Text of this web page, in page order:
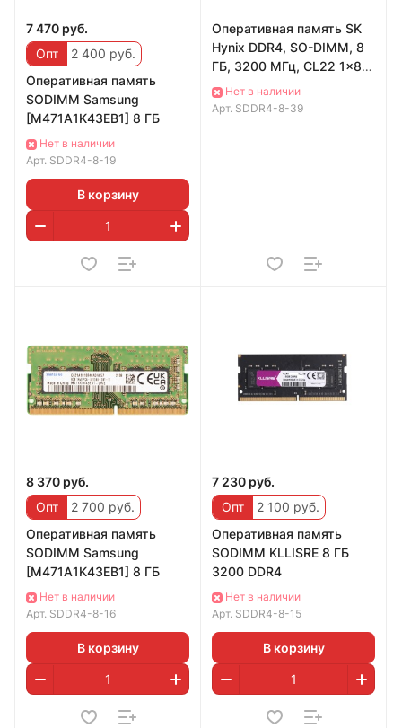
7 470 руб.
Опт
2 400 руб.
Оперативная память
SODIMM Samsung
[M471A1K43EB1] 8 ГБ
Нет в наличии
Арт. SDDR4-8-19
В корзину
Оперативная память SK
Hynix DDR4, SO-DIMM, 8
ГБ, 3200 МГц, CL22 1x8
ГБ (HMAG68EXNSA051N)
Нет в наличии
Арт. SDDR4-8-39
8 370 руб.
Опт
2 700 руб.
Оперативная память
SODIMM Samsung
[M471A1K43EB1] 8 ГБ
Нет в наличии
Арт. SDDR4-8-16
В корзину
7 230 руб.
Опт
2 100 руб.
Оперативная память
SODIMM KLLISRE 8 ГБ
3200 DDR4
Нет в наличии
Арт. SDDR4-8-15
В корзину